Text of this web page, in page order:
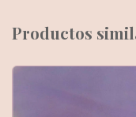
Productos